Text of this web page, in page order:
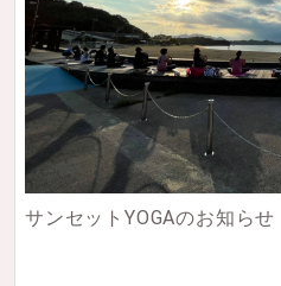
サンセットYOGAのお知らせ